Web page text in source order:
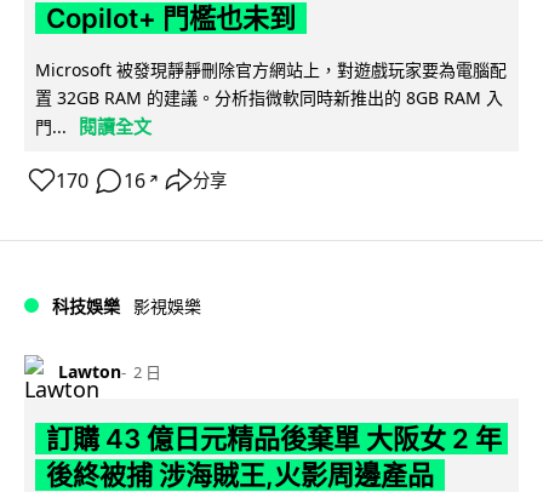
Copilot+ 門檻也未到
Microsoft 被發現靜靜刪除官方網站上，對遊戲玩家要為電腦配
置 32GB RAM 的建議。分析指微軟同時新推出的 8GB RAM 入
門...
閱讀全文
170 16 ↗ 分享
科技娛樂 影視娛樂
Lawton 2 日
訂購 43 億日元精品後棄單 大阪女 2 年
後終被捕 涉海賊王,火影周邊產品